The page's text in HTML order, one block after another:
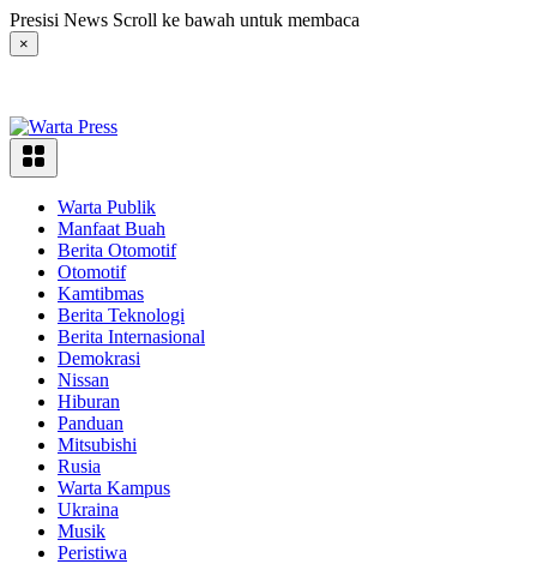
Langsung
ke
konten
Presisi News Scroll ke bawah untuk membaca
×
Warta Publik
Manfaat Buah
Berita Otomotif
Otomotif
Kamtibmas
Berita Teknologi
Berita Internasional
Demokrasi
Nissan
Hiburan
Panduan
Mitsubishi
Rusia
Warta Kampus
Ukraina
Musik
Peristiwa